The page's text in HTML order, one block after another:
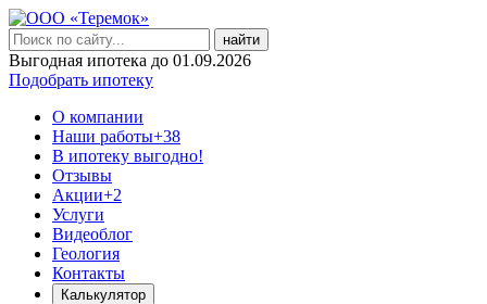
найти
Выгодная ипотека до 01.09.2026
Подобрать ипотеку
О компании
Наши работы+38
В ипотеку выгодно!
Отзывы
Акции+2
Услуги
Видеоблог
Геология
Контакты
Калькулятор